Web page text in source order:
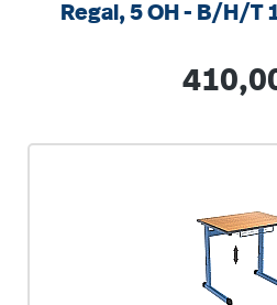
Regal, 5
Regulärer